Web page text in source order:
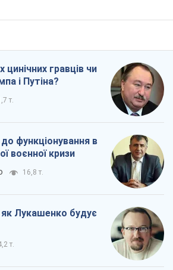
цинічних гравців чи
і Путіна?
т.
функціонування в
воєнної кризи
16,8 т.
як Лукашенко будує
т.